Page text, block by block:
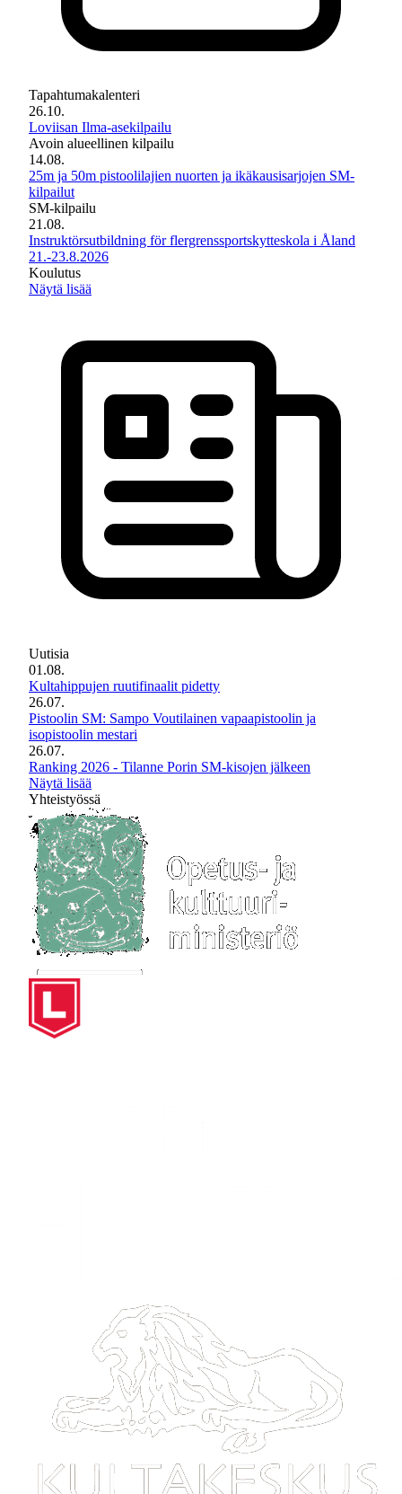
Tapahtumakalenteri
26.10.
Loviisan Ilma-asekilpailu
Avoin alueellinen kilpailu
14.08.
25m ja 50m pistoolilajien nuorten ja ikäkausisarjojen SM-
kilpailut
SM-kilpailu
21.08.
Instruktörsutbildning för flergrenssportskytteskola i Åland
21.-23.8.2026
Koulutus
Näytä lisää
Uutisia
01.08.
Kultahippujen ruutifinaalit pidetty
26.07.
Pistoolin SM: Sampo Voutilainen vapaapistoolin ja
isopistoolin mestari
26.07.
Ranking 2026 - Tilanne Porin SM-kisojen jälkeen
Näytä lisää
Yhteistyössä